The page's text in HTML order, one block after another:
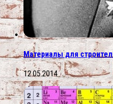
Материалы для
12.05.2014